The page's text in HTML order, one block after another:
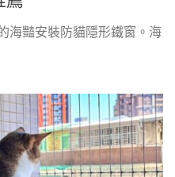
海豔安裝防貓隱形鐵窗。海